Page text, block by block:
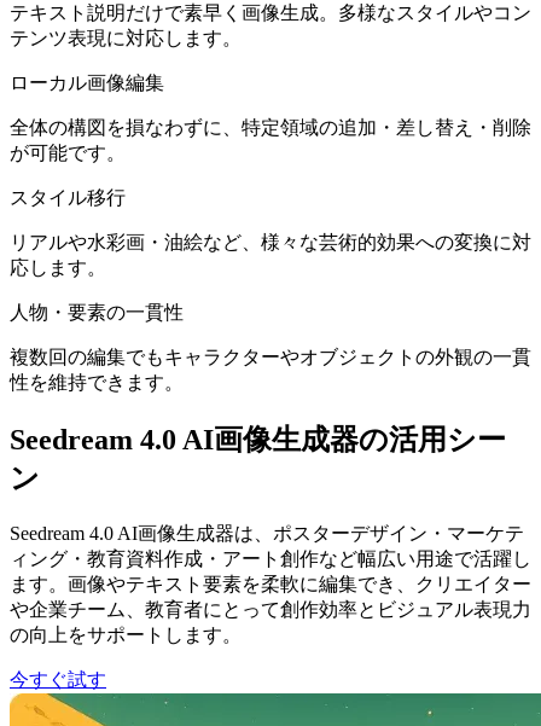
テキスト説明だけで素早く画像生成。多様なスタイルやコン
テンツ表現に対応します。
ローカル画像編集
全体の構図を損なわずに、特定領域の追加・差し替え・削除
が可能です。
スタイル移行
リアルや水彩画・油絵など、様々な芸術的効果への変換に対
応します。
人物・要素の一貫性
複数回の編集でもキャラクターやオブジェクトの外観の一貫
性を維持できます。
Seedream 4.0 AI画像生成器の活用シー
ン
Seedream 4.0 AI画像生成器は、ポスターデザイン・マーケテ
ィング・教育資料作成・アート創作など幅広い用途で活躍し
ます。画像やテキスト要素を柔軟に編集でき、クリエイター
や企業チーム、教育者にとって創作効率とビジュアル表現力
の向上をサポートします。
今すぐ試す